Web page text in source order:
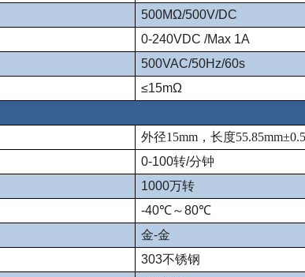
500MΩ/500V/DC
0-240VDC /Max 1A
500VAC/50Hz/60s
≤15mΩ
外径15mm，长度
0-100转/分钟
1000万转
-40℃～80℃
金-金
303不锈钢